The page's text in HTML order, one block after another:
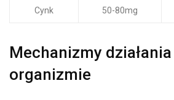
Cynk 50-80mg
Mechanizmy
organizmie